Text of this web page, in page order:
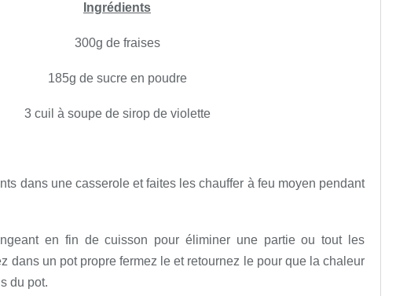
Ingrédients
300g de fraises
185g de sucre en poudre
3 cuil à soupe de sirop de violette
dans une casserole et faites les chauffer à feu moyen pendant
en fin de cuisson pour éliminer une partie ou tout les
dans un pot propre fermez le et retournez le pour que la chaleur
du pot.